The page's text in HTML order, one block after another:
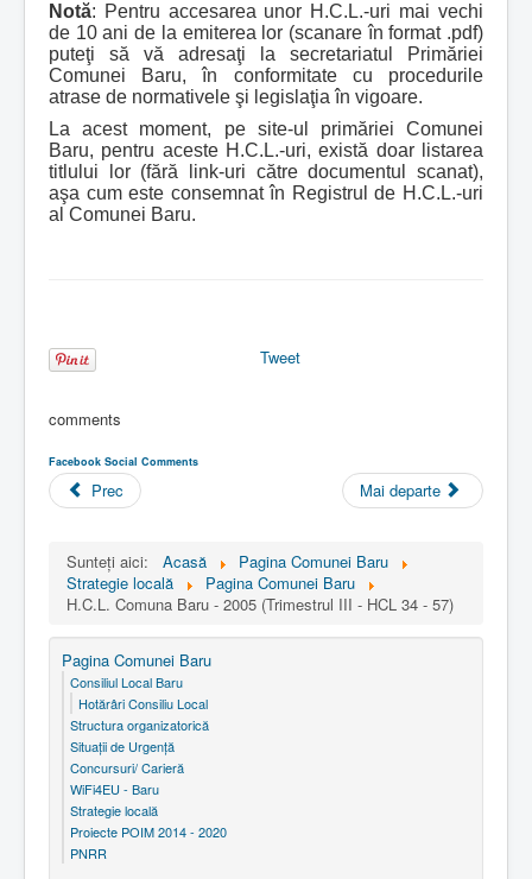
Notă: Pentru accesarea unor H.C.L.-uri mai vechi
de 10 ani de la emiterea lor (scanare în format .pdf)
puteţi să vă adresaţi la secretariatul Primăriei
Comunei Baru, în conformitate cu procedurile
atrase de normativele şi legislaţia în vigoare.
La acest moment, pe site-ul primăriei Comunei
Baru, pentru aceste H.C.L.-uri, există doar listarea
titlului lor (fără link-uri către documentul scanat),
aşa cum este consemnat în Registrul de H.C.L.-uri
al Comunei Baru.
Tweet
comments
Facebook Social Comments
Prec Mai departe
Sunteți aici: Acasă
Pagina Comunei Baru
Strategie locală
Pagina Comunei Baru
H.C.L. Comuna Baru - 2005 (Trimestrul III - HCL 34 - 57)
Pagina Comunei Baru
Consiliul Local Baru
Hotărâri Consiliu Local
Structura organizatorică
Situaţii de Urgenţă
Concursuri/ Carieră
WiFi4EU - Baru
Strategie locală
Proiecte POIM 2014 - 2020
PNRR